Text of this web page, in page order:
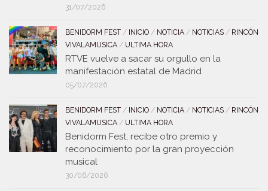
31/07/2026
BENIDORM FEST / INICIO / NOTICIA / NOTICIAS / RINCÓN
VIVALAMUSICA / ULTIMA HORA
RTVE vuelve a sacar su orgullo en la
manifestación estatal de Madrid
05/07/2026
BENIDORM FEST / INICIO / NOTICIA / NOTICIAS / RINCÓN
VIVALAMUSICA / ULTIMA HORA
Benidorm Fest, recibe otro premio y
reconocimiento por la gran proyección
musical
30/06/2026